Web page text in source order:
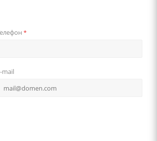
*
mail